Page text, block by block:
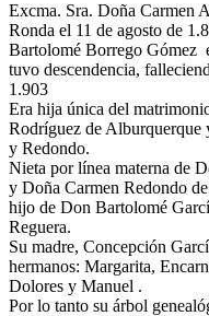
Excma. Sra. Doña Carmen
Ronda el 11 de agosto de
Bartolomé Borrego Gómez
tuvo descendencia,
1.903
Era hija única del
Rodríguez de Alburquerque
y Redondo.
Nieta por línea materna de
y Doña Carmen Redondo
hijo de Don Bartolomé
Reguera.
Su madre, Concepción
hermanos: Margarita,
Dolores y Manuel .
Por lo tanto su árbol